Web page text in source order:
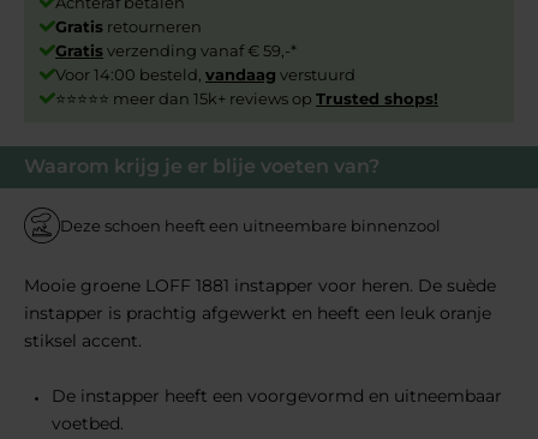
Waarom krijg je er blije voeten van?
Deze schoen heeft een uitneembare binnenzool
Mooie groene LOFF 1881 instapper voor heren. De suède
instapper is prachtig afgewerkt en heeft een leuk oranje
stiksel accent.
De instapper heeft een voorgevormd en uitneembaar
voetbed.
Gratis retourneren
Gratisverzending vanaf € 59,-*
Voor 14:00 besteld, vandaag verstuurd
⭐⭐⭐⭐⭐ meer dan 15k+ reviews op Trusted shops!